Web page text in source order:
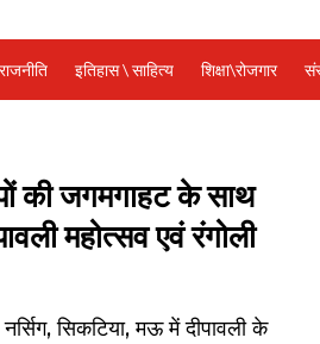
राजनीति इतिहास \ साहित्य शिक्षा\रोजगार
की जगमगाहट के साथ
महोत्सव एवं रंगोली
सिकटिया, मऊ में दीपावली के